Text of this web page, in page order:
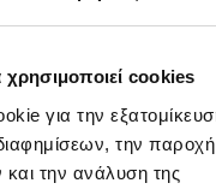
cookies
για την
την παροχή
την ανάλυση της
τιμή εκτόνωσης:50 kW